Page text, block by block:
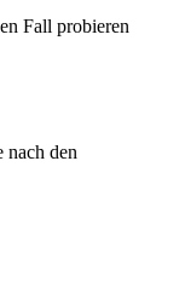
Fall probieren
nach den